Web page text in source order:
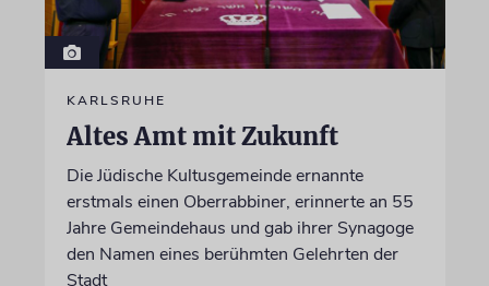
KARLSRUHE
Altes Amt mit Zukunft
Die Jüdische Kultusgemeinde ernannte
erstmals einen Oberrabbiner, erinnerte an 55
Jahre Gemeindehaus und gab ihrer Synagoge
den Namen eines berühmten Gelehrten der
Stadt